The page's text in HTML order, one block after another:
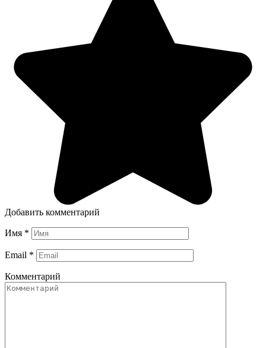
Добавить комментарий
Имя *
Email *
Комментарий